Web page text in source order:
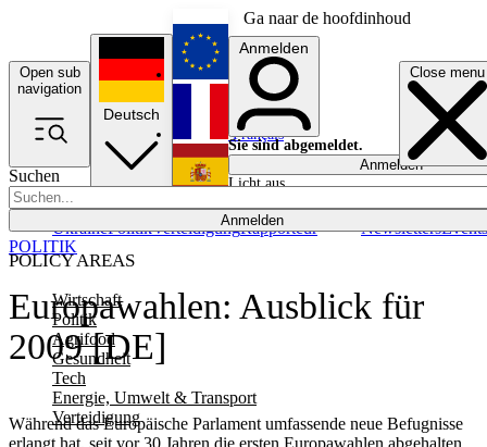
Ga naar de hoofdinhoud
Open sub
navigation
Close menu
Suchen
Anmelden
POLICY AREAS
Wirtschaft
Politik
Agrifood
Gesundheit
Tech
Energie, Umwelt & Transport
Verteidigung
UkrainePolitikVerteidigungRapporteur NewslettersEvents
Deutsch
English
Français
Anmelden
Sie sind abgemeldet.
Anmelden
Licht aus
Europawahlen: Ausblick für
2009 [DE]
Während das Europäische Parlament umfassende neue Befugnisse
POLITIK